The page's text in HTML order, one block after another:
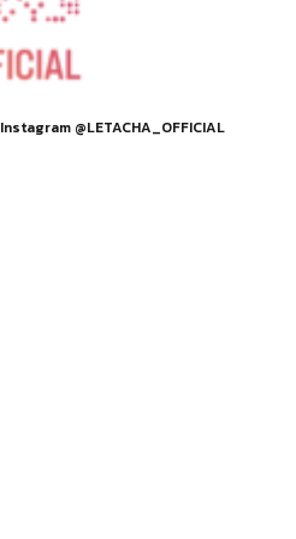
Instagram @LETACHA_OFFICIAL